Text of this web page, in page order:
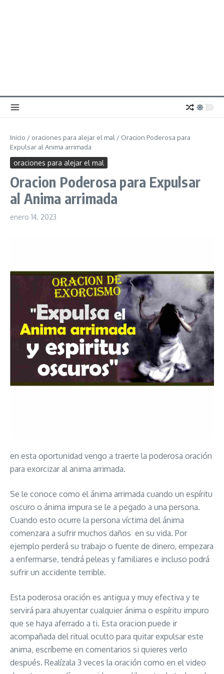
Inicio / oraciones para alejar el mal / Oracion Poderosa para
Expulsar al Anima arrimada
oraciones para alejar el mal
Oracion Poderosa para Expulsar
al Anima arrimada
enero 14, 2023
en esta oportunidad vengo a traerte la poderosa oración
para exorcizar al anima arrimada.
Se le conoce como el ánima arrimada cuando un espíritu
oscuro o ánima impura se le a pegado a una persona.
Cuando esto ocurre la persona víctima del ánima
comenzara a sufrir muchos daños en su vida. Por
ejemplo perderá su trabajo o fuente de dinero, empezara
a enfermarse, tendrá peleas y familiares e incluso podrá
sufrir un accidente terrible.
Esta poderosa oración es antigua y muy efectiva y te
servirá para ahuyentar cualquier ánima o espíritu impuro
que se haya aferrado a ti. Esta oracion puede ir
acompañada del ritual oculto para quitar expulsar este
anima, escríbeme en comentarios si quieres verlo
después. Realízala 3 veces la oración como en el video